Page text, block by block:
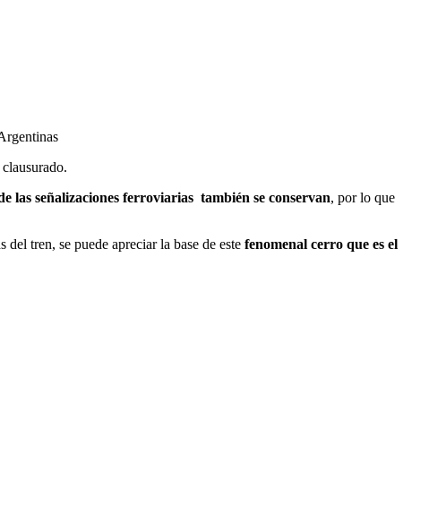
las señalizaciones ferroviarias también se conservan, por lo que
tren, se puede apreciar la base de este fenomenal cerro que es el